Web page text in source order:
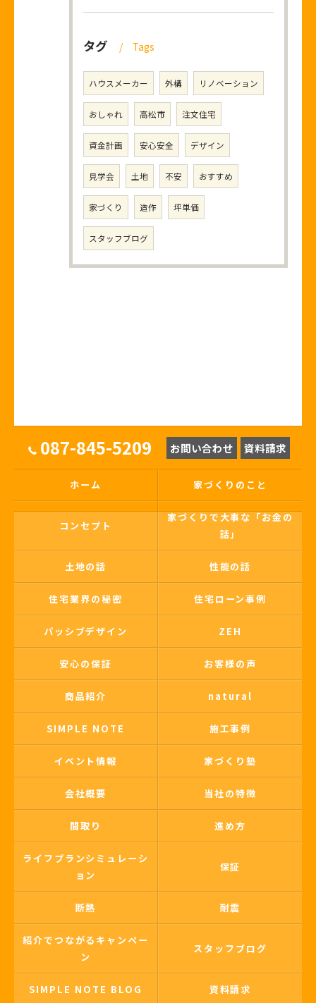
タグ Tags
ハウスメーカー 外構 リノベーション
おしゃれ 高松市 注文住宅
資金計画 安心安全 デザイン
見学会 土地 不安 おすすめ
家づくり 造作 坪単価
スタッフブログ
087-845-5209 お問い合わせ 資料請求
ホーム 家づくりのこと
コンセプト
家づくりで大事な「お金の
話」
土地の話 性能の話
住宅業界の秘密 住宅ローン事例
パッシブデザイン ZEH
安心の保証 お客様の声
商品紹介 natural
SIMPLE NOTE 施工事例
イベント情報 家づくり塾
会社概要 当社の特徴
間取り 進め方
ライフプランシミュレーシ
ョン
保証
断熱 耐震
紹介でつながるキャンペー
ン
スタッフブログ
SIMPLE NOTE BLOG 資料請求